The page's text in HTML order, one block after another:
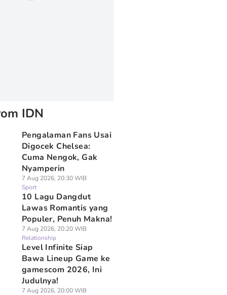
IDN
Pengalaman Fans Usai
Digocek Chelsea:
Cuma Nengok, Gak
Nyamperin
7 Aug 2026, 20:30 WIB
Sport
10 Lagu Dangdut
Lawas Romantis yang
Populer, Penuh Makna!
7 Aug 2026, 20:20 WIB
Relationship
Level Infinite Siap
Bawa Lineup Game ke
gamescom 2026, Ini
Judulnya!
7 Aug 2026, 20:00 WIB